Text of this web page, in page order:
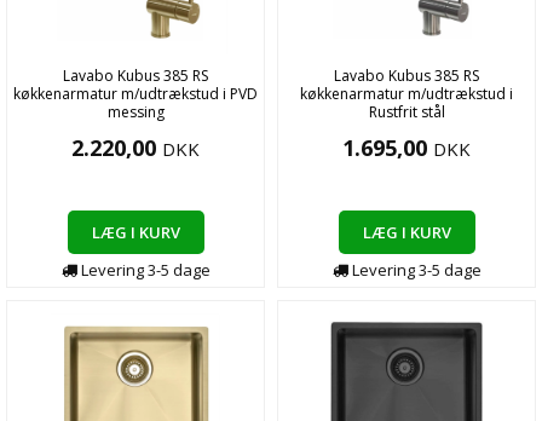
Lavabo Kubus 385 RS
køkkenarmatur m/udtrækstud i PVD
messing
2.220,00 DKK
LÆG I KURV
Levering3-5 dage
Lavabo Kubus 385 RS
køkkenarmatur m/udtrækstud i
Rustfrit stål
1.695,00 DKK
LÆG I KURV
Levering3-5 dage